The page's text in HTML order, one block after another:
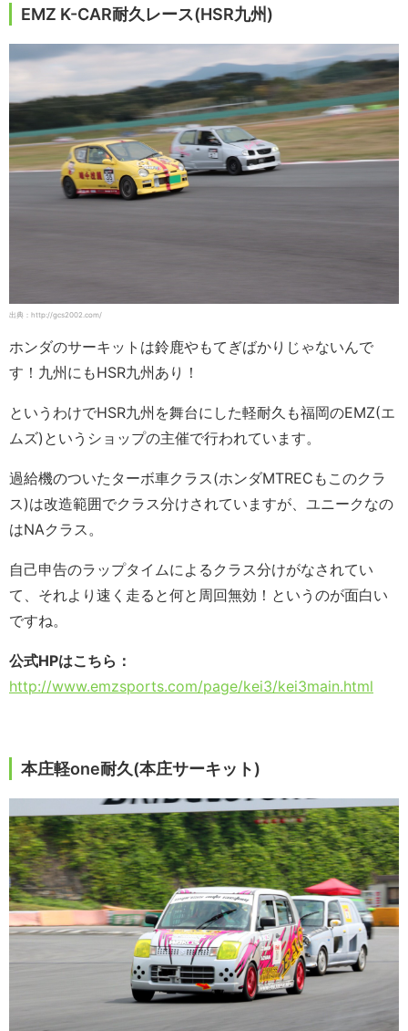
EMZ K-CAR耐久レース(HSR九州)
出典：http://gcs2002.com/
ホンダのサーキットは鈴鹿やもてぎばかりじゃないんで
す！九州にもHSR九州あり！
というわけでHSR九州を舞台にした軽耐久も福岡のEMZ(エ
ムズ)というショップの主催で行われています。
過給機のついたターボ車クラス(ホンダMTRECもこのクラ
ス)は改造範囲でクラス分けされていますが、ユニークなの
はNAクラス。
自己申告のラップタイムによるクラス分けがなされてい
て、それより速く走ると何と周回無効！というのが面白い
ですね。
公式HPはこちら：
http://www.emzsports.com/page/kei3/kei3main.html
本庄軽one耐久(本庄サーキット)